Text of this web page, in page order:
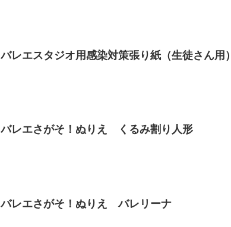
バレエスタジオ用感染対策張り紙（生徒さん用）
バレエさがそ！ぬりえ くるみ割り人形
バレエさがそ！ぬりえ バレリーナ